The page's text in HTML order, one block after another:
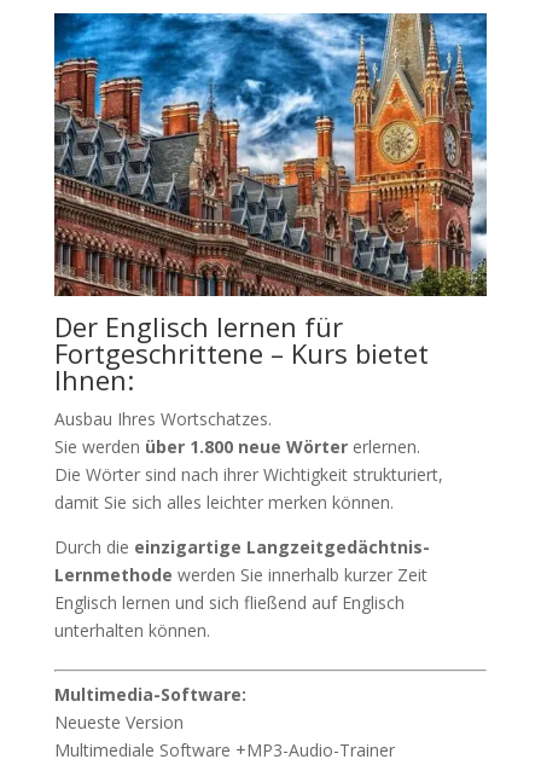
Der Englisch lernen für
Fortgeschrittene – Kurs bietet
Ihnen:
Ausbau Ihres Wortschatzes.
Sie werden über 1.800 neue Wörtererlernen.
Die Wörter sind nach ihrer Wichtigkeit strukturiert,
damit Sie sich alles leichter merken können.
Durch die einzigartige Langzeitgedächtnis-
Lernmethode werden Sie innerhalb kurzer Zeit
Englisch lernen und sich fließend auf Englisch
unterhalten können.
Multimedia-Software:
Neueste Version
Multimediale Software +MP3-Audio-Trainer